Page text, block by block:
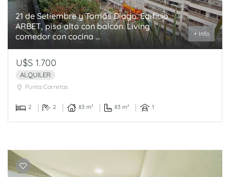
21 de Setiembre y Tomás Diago. Edificio
ARBET, piso alto con balcón. Living
comedor con cocina ...
+ Info
U$S 1.700
ALQUILER
Punta Carretas
2 2 83 m² 83 m² 1